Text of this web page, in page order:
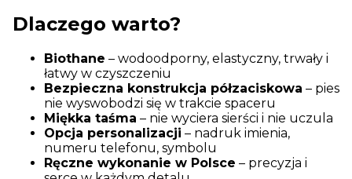
Dlaczego warto?
Biothane – wodoodporny, elastyczny, trwały i
łatwy w czyszczeniu
Bezpieczna konstrukcja półzaciskowa – pies
nie wyswobodzi się w trakcie spaceru
Miękka taśma – nie wyciera sierści i nie uczula
Opcja personalizacji – nadruk imienia,
numeru telefonu, symbolu
Ręczne wykonanie w Polsce – precyzja i